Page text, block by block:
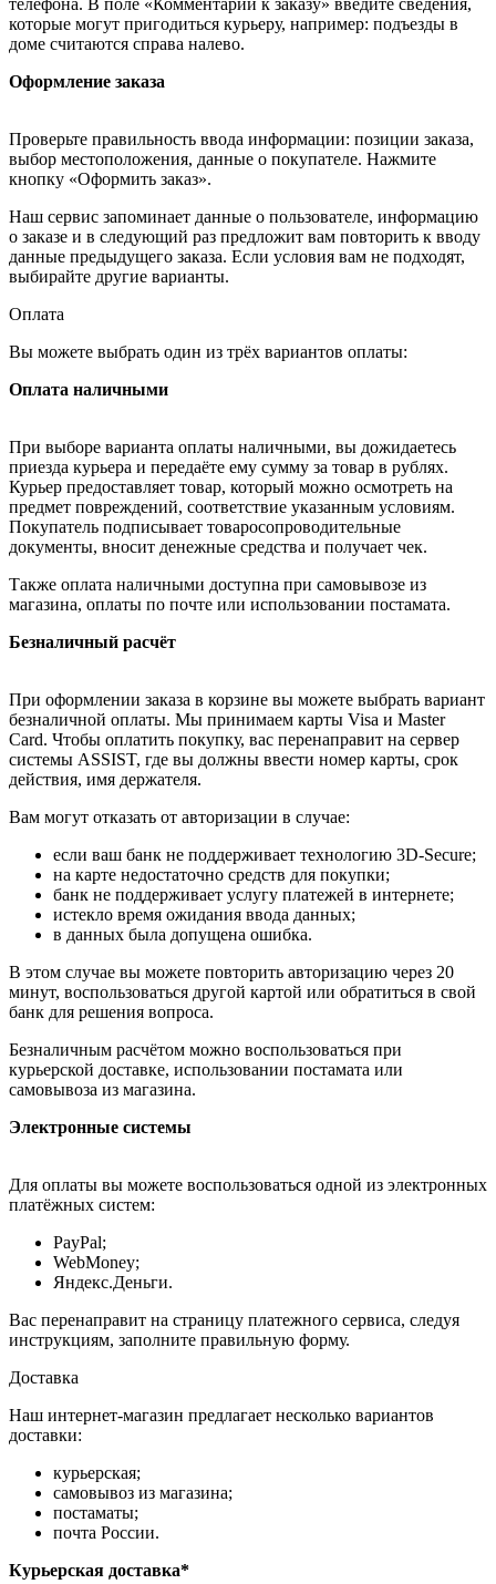
которые могут пригодиться курьеру, например: подъезды в
доме считаются справа налево.
Оформление заказа
Проверьте правильность ввода информации: позиции заказа,
выбор местоположения, данные о покупателе. Нажмите
кнопку «Оформить заказ».
Наш сервис запоминает данные о пользователе, информацию
о заказе и в следующий раз предложит вам повторить к вводу
данные предыдущего заказа. Если условия вам не подходят,
выбирайте другие варианты.
Оплата
Вы можете выбрать один из трёх вариантов оплаты:
Оплата наличными
При выборе варианта оплаты наличными, вы дожидаетесь
приезда курьера и передаёте ему сумму за товар в рублях.
Курьер предоставляет товар, который можно осмотреть на
предмет повреждений, соответствие указанным условиям.
Покупатель подписывает товаросопроводительные
документы, вносит денежные средства и получает чек.
Также оплата наличными доступна при самовывозе из
магазина, оплаты по почте или использовании постамата.
Безналичный расчёт
При оформлении заказа в корзине вы можете выбрать вариант
безналичной оплаты. Мы принимаем карты Visa и Master
Card. Чтобы оплатить покупку, вас перенаправит на сервер
системы ASSIST, где вы должны ввести номер карты, срок
действия, имя держателя.
Вам могут отказать от авторизации в случае:
если ваш банк не поддерживает технологию 3D-Secure;
на карте недостаточно средств для покупки;
банк не поддерживает услугу платежей в интернете;
истекло время ожидания ввода данных;
в данных была допущена ошибка.
В этом случае вы можете повторить авторизацию через 20
минут, воспользоваться другой картой или обратиться в свой
банк для решения вопроса.
Безналичным расчётом можно воспользоваться при
курьерской доставке, использовании постамата или
самовывоза из магазина.
Электронные системы
Для оплаты вы можете воспользоваться одной из электронных
платёжных систем:
PayPal;
WebMoney;
Яндекс.Деньги.
Вас перенаправит на страницу платежного сервиса, следуя
инструкциям, заполните правильную форму.
Доставка
Наш интернет-магазин предлагает несколько вариантов
доставки:
курьерская;
самовывоз из магазина;
постаматы;
почта России.
Курьерская доставка*